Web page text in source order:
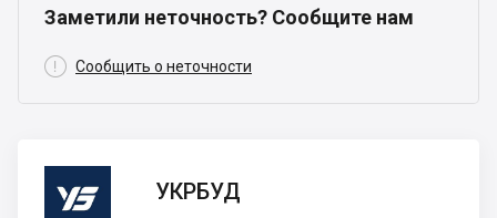
Заметили неточность? Сообщите нам
 Сообщить о неточности
УКРБУД